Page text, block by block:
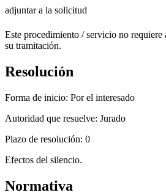
adjuntar a la solicitud
Este procedimiento / servicio no requiere
su tramitación.
Resolución
Forma de inicio: Por el interesado
Autoridad que resuelve: Jurado
Plazo de resolución: 0
Efectos del silencio.
Normativa